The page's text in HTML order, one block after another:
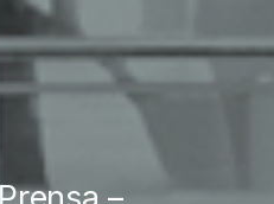
–